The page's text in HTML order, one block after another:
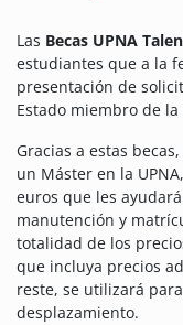
Las Becas UPNA
estudiantes que a la
presentación de
Estado miembro de
Gracias a estas
un Máster en la
euros que les
manutención y
totalidad de los
que incluya precios
reste, se utilizará
desplazamiento.